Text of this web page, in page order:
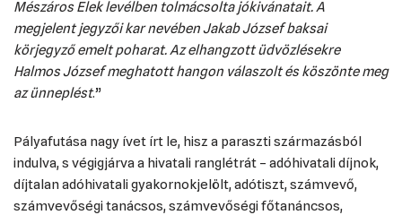
Mészáros Elek levélben tolmácsolta jókivánatait. A
megjelent jegyzői kar nevében Jakab József baksai
körjegyző emelt poharat. Az elhangzott üdvözlésekre
Halmos József meghatott hangon válaszolt és köszönte meg
az ünneplést.”
Pályafutása nagy ívet írt le, hisz a paraszti származásból
indulva, s végigjárva a hivatali ranglétrát – adóhivatali díjnok,
díjtalan adóhivatali gyakornokjelölt, adótiszt, számvevő,
számvevőségi tanácsos, számvevőségi főtanáncsos,